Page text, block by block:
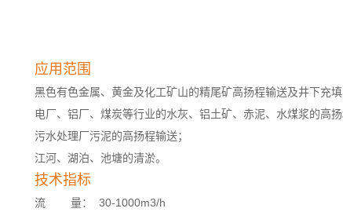
应用范围
黑色有色金属、黄金及化工矿山的精尾矿高扬程输送及井下充填
电厂、铝厂、煤炭等行业的水灰、铝土矿、赤泥、水煤浆的高扬
污水处理厂污泥的高扬程输送；
江河、湖泊、池塘的清淤。
技术指标
流 量： 30-1000m3/h